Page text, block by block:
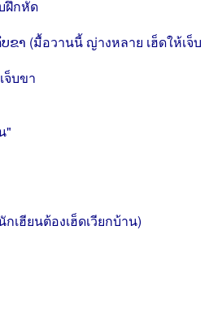
ฝึกหัด
າ (มื้อวานนี้ ญ่างหลาย เฮ็ดให้เจ็บ
จ็บขา
"
ฮียนต้องเฮ็ดเวียกบ้าน)